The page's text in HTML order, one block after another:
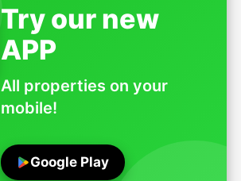
Try our new
APP
All properties on your
mobile!
Google Play